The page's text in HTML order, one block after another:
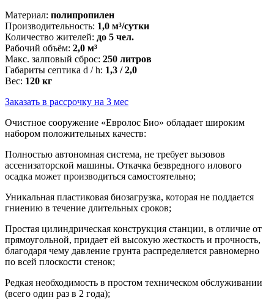
Материал: полипропилен
Производительность: 1,0 м³/сутки
Количество жителей: до 5 чел.
Рабочий объём: 2,0 м³
Макс. залповый сброс: 250 литров
Габариты септика d / h: 1,3 / 2,0
Вес: 120 кг
Заказать в рассрочку на 3 мес
Очистное сооружение «Евролос Био» обладает широким
набором положительных качеств:
Полностью автономная система, не требует вызовов
ассенизаторской машины. Откачка безвредного илового
осадка может производиться самостоятельно;
Уникальная пластиковая биозагрузка, которая не поддается
гниению в течение длительных сроков;
Простая цилиндрическая конструкция станции, в отличие от
прямоугольной, придает ей высокую жесткость и прочность,
благодаря чему давление грунта распределяется равномерно
по всей плоскости стенок;
Редкая необходимость в простом техническом обслуживании
(всего один раз в 2 года);